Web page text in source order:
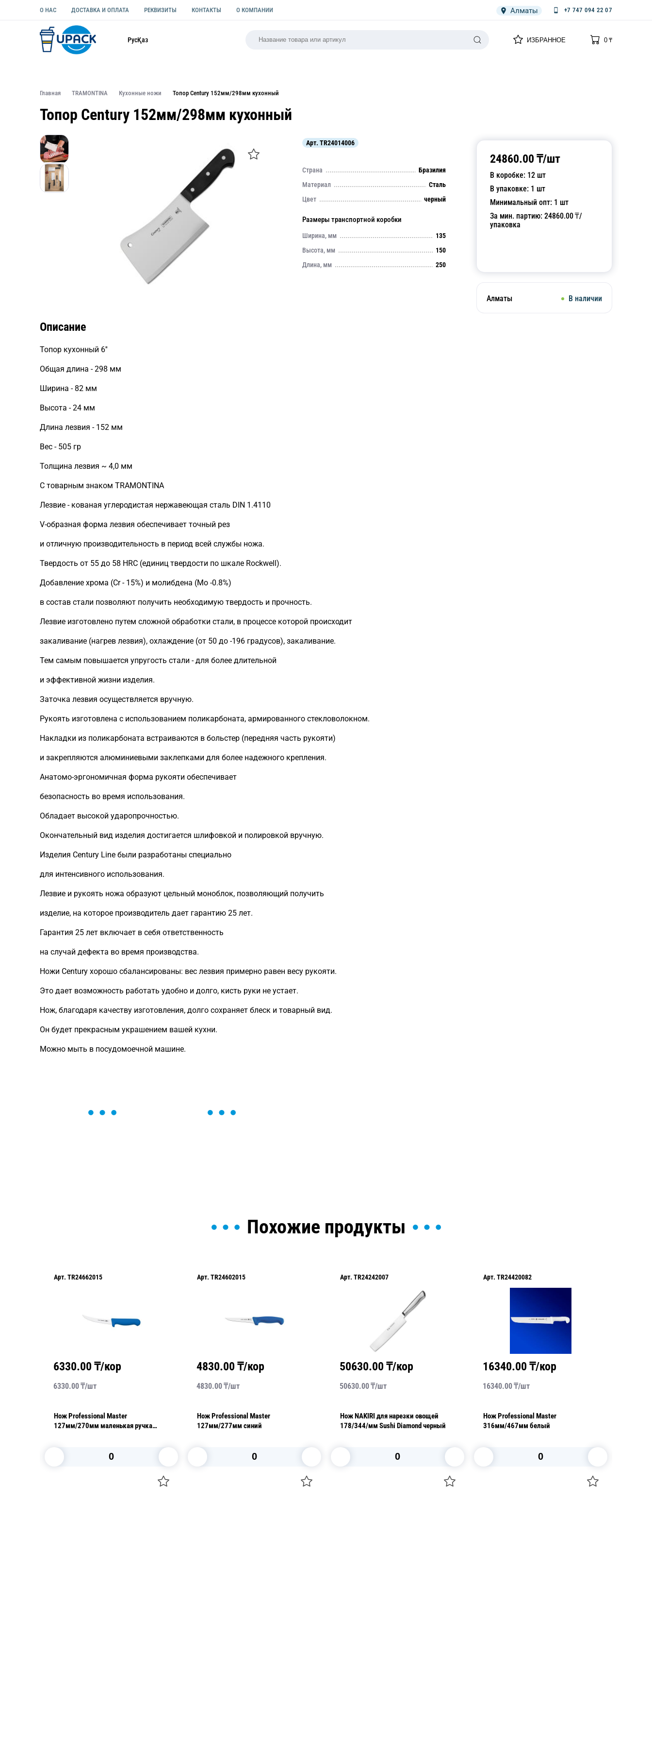
О НАС ДОСТАВКА И ОПЛАТА РЕКВИЗИТЫ КОНТАКТЫ О КОМПАНИИ Алматы +7 747 094 22 07
РусҚаз ИЗБРАННОЕ
0
0₸
Главная TRAMONTINA Кухонные ножи Топор Century 152мм/298мм кухонный
Топор Century 152мм/298мм кухонный
24860.00 ₸/шт
В коробке: 12 шт
В упаковке: 1 шт
Минимальный опт: 1 шт
За мин. партию: 24860.00₸/
упаковка
Алматы В наличии
Арт. TR24014006
Страна
Бразилия
Материал
Сталь
Цвет
черный
Размеры транспортной коробки
Ширина, мм
135
Высота, мм
150
Длина, мм
250
Описание
Топор кухонный 6''
Общая длина - 298 мм
Ширина - 82 мм
Высота - 24 мм
Длина лезвия - 152 мм
Вес - 505 гр
Толщина лезвия ~ 4,0 мм
С товарным знаком TRAMONTINA
Лезвие - кованая углеродистая нержавеющая сталь DIN 1.4110
V-образная форма лезвия обеспечивает точный рез
и отличную производительность в период всей службы ножа.
Твердость от 55 до 58 HRC (единиц твердости по шкале Rockwell).
Добавление хрома (Сr - 15%) и молибдена (Mo -0.8%)
в состав стали позволяют получить необходимую твердость и прочность.
Лезвие изготовлено путем сложной обработки стали, в процессе которой происходит
закаливание (нагрев лезвия), охлаждение (от 50 до -196 градусов), закаливание.
Тем самым повышается упругость стали - для более длительной
и эффективной жизни изделия.
Заточка лезвия осуществляется вручную.
Рукоять изготовлена с использованием поликарбоната, армированного стекловолокном.
Накладки из поликарбоната встраиваются в больстер (передняя часть рукояти)
и закрепляются алюминиевыми заклепками для более надежного крепления.
Анатомо-эргономичная форма рукояти обеспечивает
безопасность во время использования.
Обладает высокой ударопрочностью.
Окончательный вид изделия достигается шлифовкой и полировкой вручную.
Изделия Century Line были разработаны специально
для интенсивного использования.
Лезвие и рукоять ножа образуют цельный моноблок, позволяющий получить
изделие, на которое производитель дает гарантию 25 лет.
Гарантия 25 лет включает в себя ответственность
на случай дефекта во время производства.
Ножи Century хорошо сбалансированы: вес лезвия примерно равен весу рукояти.
Это дает возможность работать удобно и долго, кисть руки не устает.
Нож, благодаря качеству изготовления, долго сохраняет блеск и товарный вид.
Он будет прекрасным украшением вашей кухни.
Можно мыть в посудомоечной машине.
Похожие продукты
Арт. TR24662015
6330.00 ₸/кор
6330.00₸/шт
Нож Professional Master
127мм/270мм маленькая ручка
Арт. TR24602015
4830.00 ₸/кор
4830.00₸/шт
Нож Professional Master
127мм/277мм синий
Арт. TR24242007
50630.00 ₸/кор
50630.00₸/шт
Нож NAKIRI для нарезки овощей
178/344/мм Sushi Diamond черный
Арт. TR24420082
16340.00 ₸/кор
16340.00₸/шт
Нож Professional Master
316мм/467мм белый